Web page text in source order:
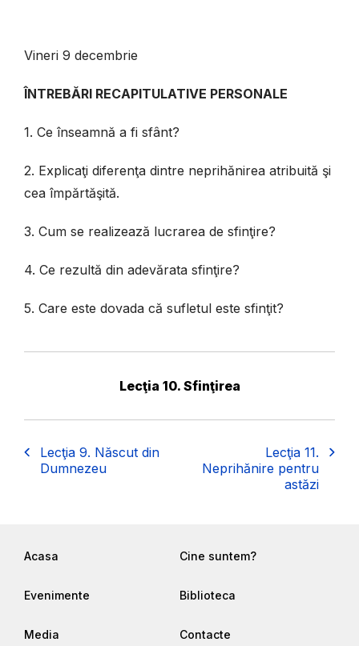
Vineri 9 decembrie
ÎNTREBĂRI RECAPITULATIVE PERSONALE
1. Ce înseamnă a fi sfânt?
2. Explicaţi diferenţa dintre neprihănirea atribuită şi
cea împărtăşită.
3. Cum se realizează lucrarea de sfinţire?
4. Ce rezultă din adevărata sfinţire?
5. Care este dovada că sufletul este sfinţit?
Lecţia 10. Sfinţirea
Lecţia 9. Născut din
Dumnezeu
Lecţia 11.
Neprihănire pentru
astăzi
Acasa Cine suntem?
Evenimente Biblioteca
Media Contacte